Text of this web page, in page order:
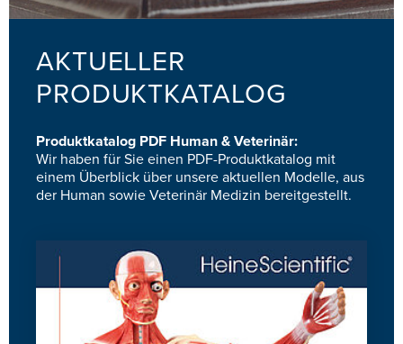
AKTUELLER
PRODUKTKATALOG
Produktkatalog PDF Human & Veterinär:
Wir haben für Sie einen PDF-Produktkatalog mit
einem Überblick über unsere aktuellen Modelle, aus
der Human sowie Veterinär Medizin bereitgestellt.